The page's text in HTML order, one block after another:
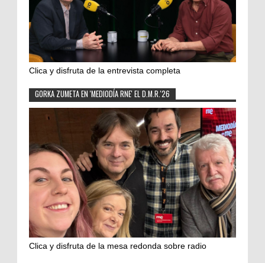
Clica y disfruta de la entrevista completa
GORKA ZUMETA EN 'MEDIODÍA RNE' EL D.M.R.'26
Clica y disfruta de la mesa redonda sobre radio